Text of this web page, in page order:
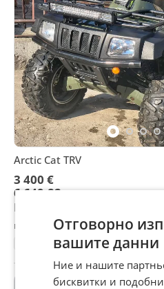
Arctic Cat TRV
3 400 €
6 649,82 лв
Цената е без ДДС
гр. Велинград, Пазарджик, 05 август
130000 км. 2005 400 куб.
Отговорно
вашите данни
Ние и нашите
бисквитки и